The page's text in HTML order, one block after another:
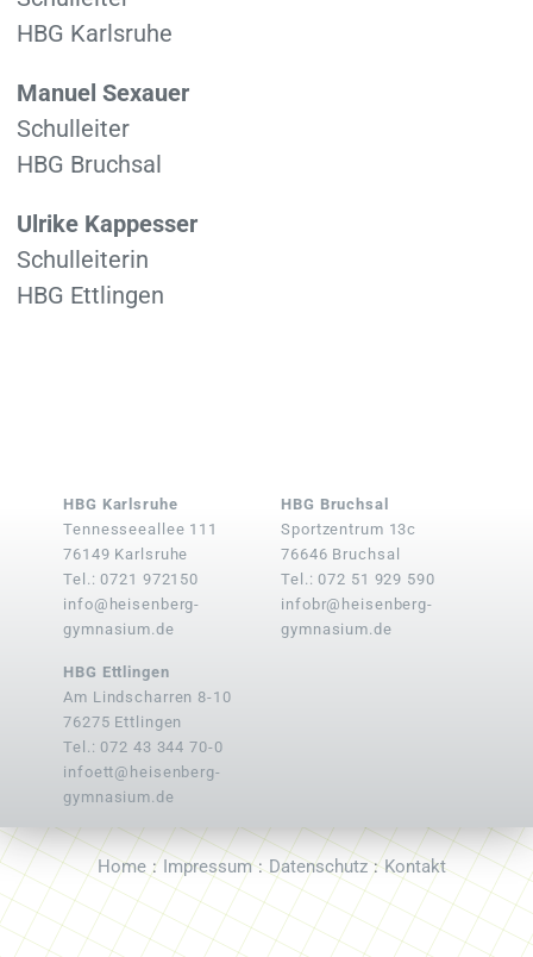
HBG Karlsruhe
Manuel Sexauer
Schulleiter
HBG Bruchsal
Ulrike Kappesser
Schulleiterin
HBG Ettlingen
HBG Karlsruhe
Tennesseeallee 111
76149 Karlsruhe
Tel.: 0721 972150
info@heisenberg-
gymnasium.de
HBG Bruchsal
Sportzentrum 13c
76646 Bruchsal
Tel.: 072 51 929 590
infobr@heisenberg-
gymnasium.de
HBG Ettlingen
Am Lindscharren 8-10
76275 Ettlingen
Tel.: 072 43 344 70-0
infoett@heisenberg-
gymnasium.de
Home Impressum Datenschutz Kontakt